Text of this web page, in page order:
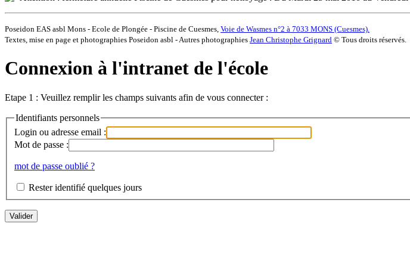
Poseidon EAS asbl Mons - Ecole de Plongée - Piscine de Cuesmes, Voie de Wasmes n°2 à 7033 MONS (Cuesmes).
Textes, mise en page et photographies Poseidon asbl - Autres photographies Jean Christophe Grignard © Tous droits réservés.
Connexion à l'intranet de l'école
Etape 1 : Veuillez remplir les champs suivants afin de vous connecter :
Identifiants personnels
Login ou adresse email :
Mot de passe :
mot de passe oublié ?
Rester identifié quelques jours